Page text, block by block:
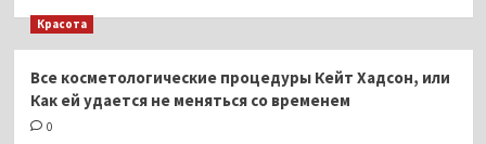
Красота
Все косметологические процедуры Кейт Хадсон, или
Как ей удается не меняться со временем
0